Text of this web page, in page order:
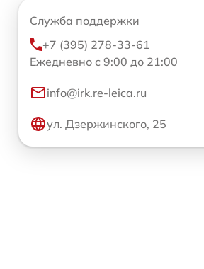
Служба поддержки
+7 (395) 278-33-61
Ежедневно с 9:00 до 21:00
info@irk.re-leica.ru
ул. Дзержинского, 25